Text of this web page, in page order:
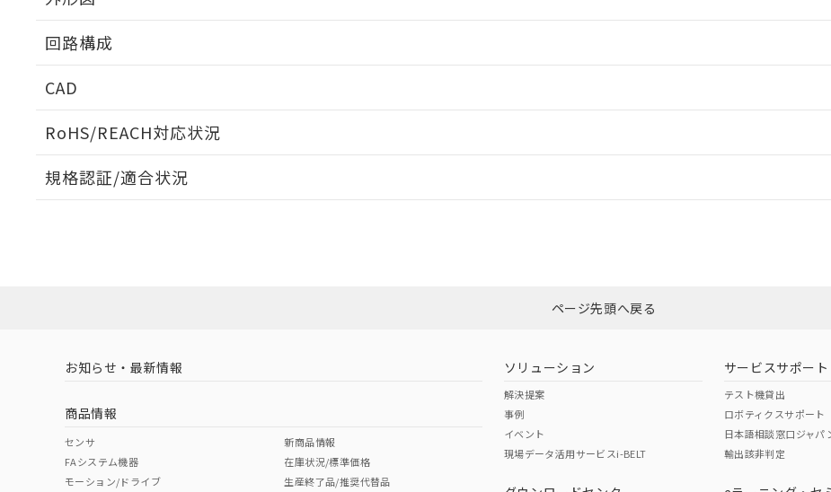
回路構成
CAD
RoHS/REACH対応状況
EU RoHS 注意事項・凡例
ダウンロードはこちら
中国 RoHS 注意事項・凡例
中国 RoHS表
Pb Hg Cr(VI)
規格認証/適合状況
（イギリス
（ノルウェー
（日本
（アメリカ
ページ先頭へ戻る
お知らせ・最新情報
商品情報
センサ
FAシステム機器
モーション/ドライブ
新商品情報
在庫状況/標準価格
生産終了品/推奨代替品
ソリューション
解決提案
事例
イベント
現場データ活用サービスi-BELT
サービスサポート
テスト機貸出
ロボティクスサポート
日本語相談窓口ジャパ
輸出該非判定